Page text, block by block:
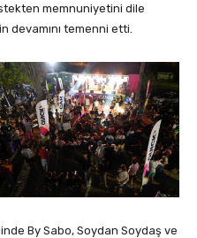
memnuniyetini dile
temenni etti.
By Sabo, Soydan Soydaş ve